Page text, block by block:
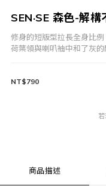
SEN·SE 森色-解
修身的短版型拉長全身比
荷葉領與喇叭袖中和了灰
NT$790
若
商品描述